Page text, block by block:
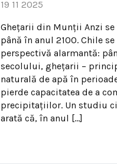
19 11 2025
Ghețarii din Munții Anzi
până în anul 2100. Chile
perspectivă alarmantă:
secolului, ghețarii –
naturală de apă în
pierde capacitatea de a
precipitațiilor. Un studiu
arată că, în anul […]